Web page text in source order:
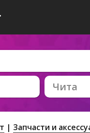
Чита
Запчасти и